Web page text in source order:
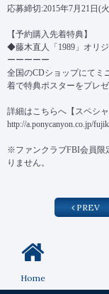
応募締切:2015年7月21日(
【予約購入先着特典】
◆藤木直人「1989」オリ
ーーーーー
全国のCDショップにてミ
着で特典ポスターをプレゼ
詳細はこちらへ【スペシ
http://a.ponycanyon.co.jp/
※ファンクラブFBI会員限
りません。
PREV
Home